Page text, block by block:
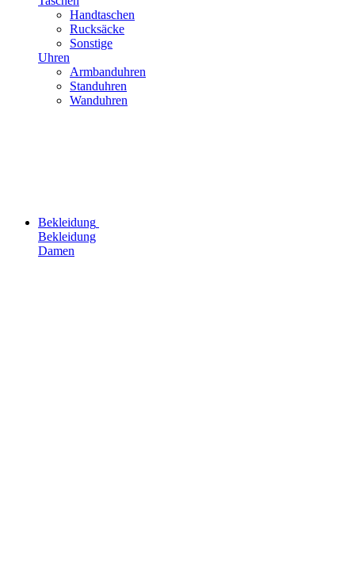
Handtaschen
Rucksäcke
Sonstige
Uhren
Armbanduhren
Standuhren
Wanduhren
Bekleidung
Bekleidung
Damen